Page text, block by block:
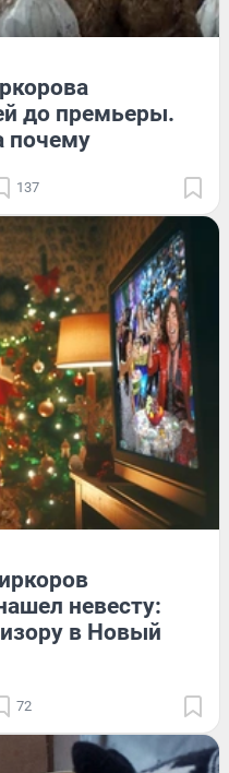
до премьеры.
почему
137
невесту:
в Новый
72